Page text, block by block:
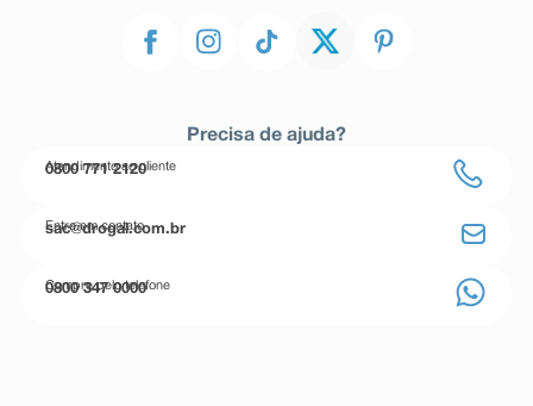
Precisa de ajuda?
Atendimento ao cliente
0800 771 2120
Entre em contato
sac@drogal.com.br
Compre pelo telefone
0800 347 0000